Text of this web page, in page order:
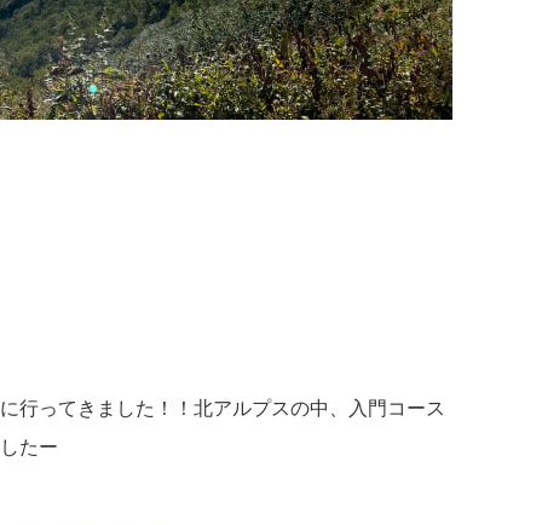
行ってきました！！北アルプスの中、入門コース
たー